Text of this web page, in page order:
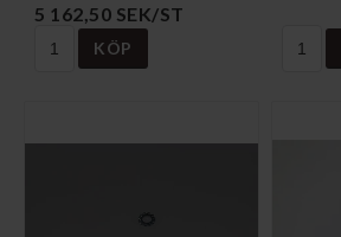
5 162,50 SEK/ST
KÖP